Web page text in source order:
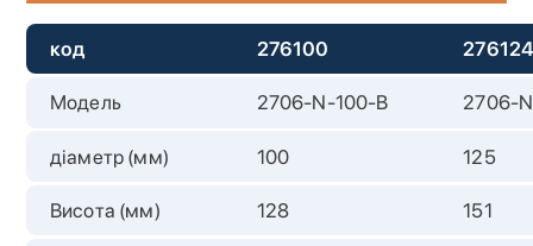
код 276100
Модель 2706-N-100-B 2706-
діаметр (мм) 100 125
Висота (мм) 128 151